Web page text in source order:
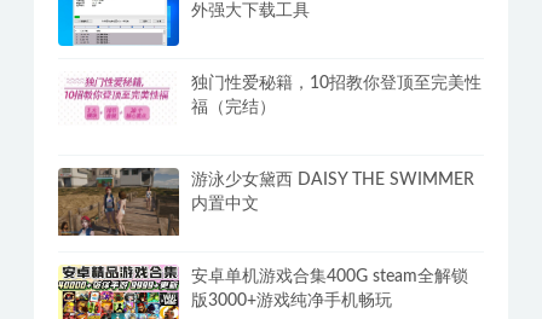
外强大下载工具
独门性爱秘籍，10招教你登顶至完美性
福（完结）
游泳少女黛西 DAISY THE SWIMMER
内置中文
安卓单机游戏合集400G steam全解锁
版3000+游戏纯净手机畅玩